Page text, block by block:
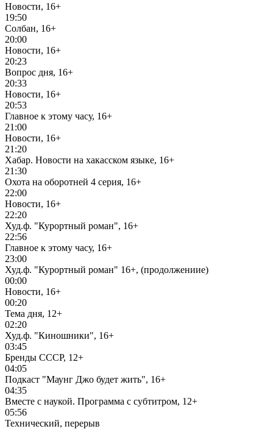
Новости, 16+
19:50
Солбан, 16+
20:00
Новости, 16+
20:23
Вопрос дня, 16+
20:33
Новости, 16+
20:53
Главное к этому часу, 16+
21:00
Новости, 16+
21:20
Хабар. Новости на хакасском языке, 16+
21:30
Охота на оборотней 4 серия, 16+
22:00
Новости, 16+
22:20
Худ.ф. "Курортный роман", 16+
22:56
Главное к этому часу, 16+
23:00
Худ.ф. "Курортный роман" 16+, (продолжениие)
00:00
Новости, 16+
00:20
Тема дня, 12+
02:20
Худ.ф. "Киношники", 16+
03:45
Бренды СССР, 12+
04:05
Подкаст "Маунг Джо будет жить", 16+
04:35
Вместе с наукой. Программа с субтитром, 12+
05:56
Технический, перерыв